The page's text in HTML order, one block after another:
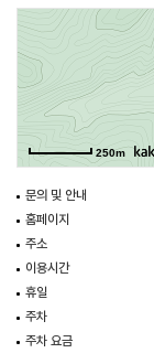
250m
문의 및 안내
홈페이지
주소
이용시간
휴일
주차
주차 요금